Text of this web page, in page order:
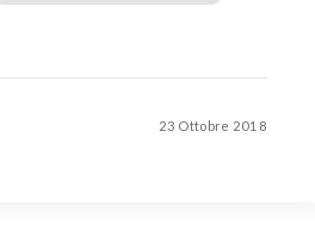
23 Ottobre 2018